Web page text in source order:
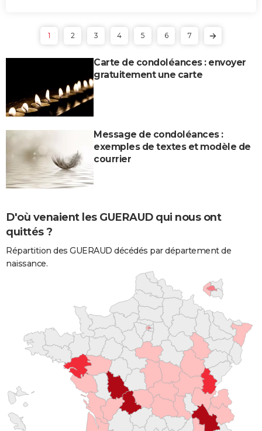
1 2 3 4 5 6 7
Carte de condoléances : envoyer
gratuitement une carte
Message de condoléances :
exemples de textes et modèle de
courrier
D'où venaient les GUERAUD qui nous ont
quittés ?
Répartition des GUERAUD décédés par département de
naissance.